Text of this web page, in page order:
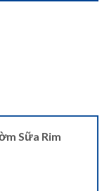
Sữa Rim